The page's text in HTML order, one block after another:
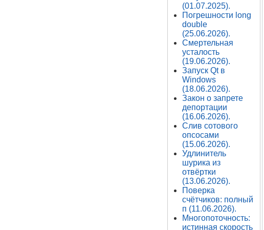
(01.07.2025).
Погрешности long
double
(25.06.2026).
Смертельная
усталость
(19.06.2026).
Запуск Qt в
Windows
(18.06.2026).
Закон о запрете
депортации
(16.06.2026).
Слив сотового
опсосами
(15.06.2026).
Удлинитель
шурика из
отвёртки
(13.06.2026).
Поверка
счётчиков: полный
п (11.06.2026).
Многопоточность:
истинная скорость